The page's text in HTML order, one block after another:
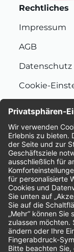
Rechtliches
Impressum
AGB
Datenschutz
Cookie-